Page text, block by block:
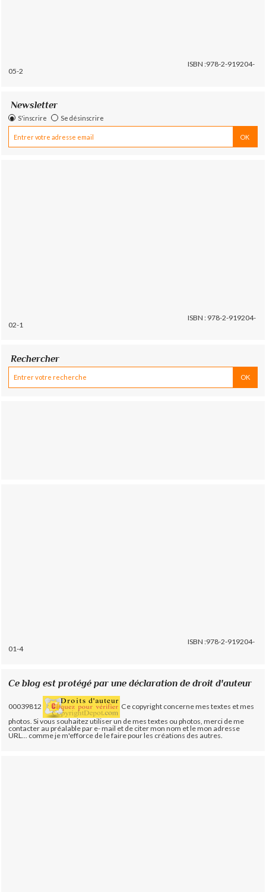
ISBN :978-2-919204-
05-2
Newsletter
S'inscrire Se désinscrire
ISBN : 978-2-919204-
02-1
Rechercher
ISBN :978-2-919204-
01-4
Ce blog est protégé par une déclaration de droit d'auteur
00039812
Ce copyright concerne mes textes et mes
photos. Si vous souhaitez utiliser un de mes textes ou photos, merci de me
contacter au préalable par e- mail et de citer mon nom et le mon adresse
URL... comme je m'efforce de le faire pour les créations des autres.